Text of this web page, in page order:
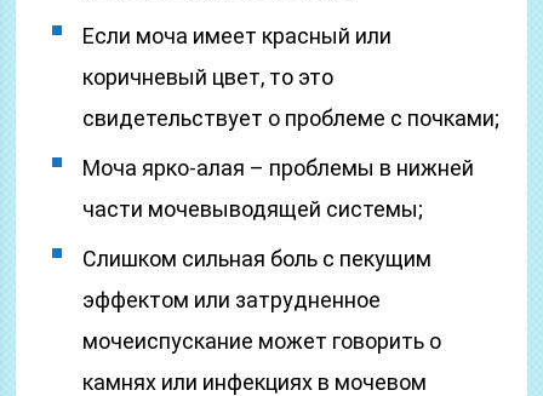
Если моча имеет красный или
коричневый цвет, то это
свидетельствует о проблеме с почками;
Моча ярко-алая – проблемы в нижней
части мочевыводящей системы;
Слишком сильная боль с пекущим
эффектом или затрудненное
мочеиспускание может говорить о
камнях или инфекциях в мочевом